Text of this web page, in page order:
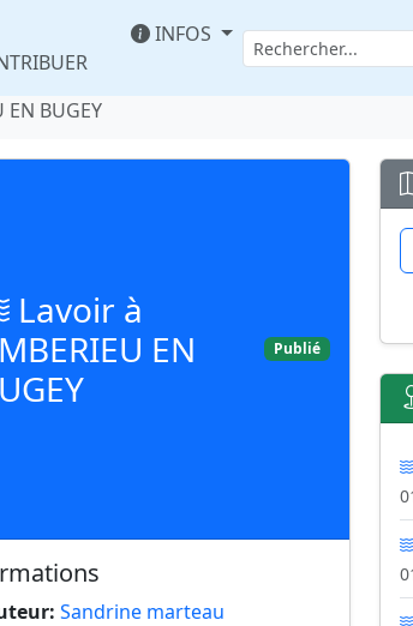
INFOS
EN BUGEY
Lavoir à
EN
Publié
Sandrine marteau